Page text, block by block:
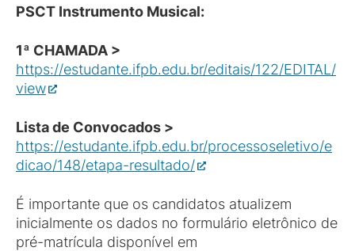
PSCT Instrumento Musical:
1ª CHAMADA >
https://estudante.ifpb.edu.br/editais/122/EDITAL/
view
Lista de Convocados >
https://estudante.ifpb.edu.br/processoseletivo/e
dicao/148/etapa-resultado/
É importante que os candidatos atualizem
inicialmente os dados no formulário eletrônico de
pré-matrícula disponível em